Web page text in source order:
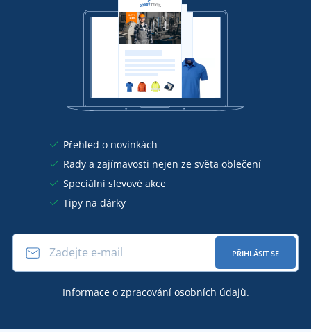
Přehled o novinkách
Rady a zajímavosti nejen ze světa oblečení
Speciální slevové akce
Tipy na dárky
PŘIHLÁSIT SE
Informace o zpracování osobních údajů.